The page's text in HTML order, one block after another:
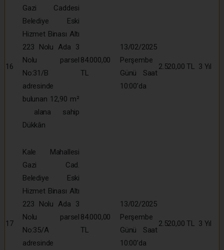
16
Gazi Caddesi
Belediye Eski
Hizmet Binası Altı
223 Nolu Ada 3
Nolu parsel
No:31/B
adresinde
bulunan 12,90 m²
alana sahip
Dükkân
84.000,00
TL
13/02/2025
Perşembe
Günü Saat
10:00’da
2.520,00 TL 3 Yıl
17
Kale Mahallesi
Gazi Cad.
Belediye Eski
Hizmet Binası Altı
223 Nolu Ada 3
Nolu parsel
No:35/A
adresinde
84.000,00
TL
13/02/2025
Perşembe
Günü Saat
10:00’da
2.520,00 TL 3 Yıl